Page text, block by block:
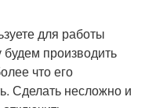
для работы
будем производить
что его
Сделать несложно и